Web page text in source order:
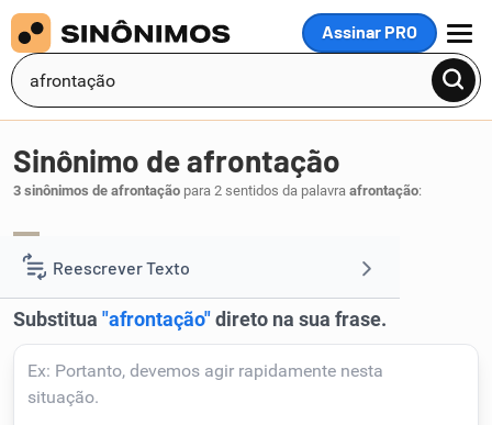
Assinar PRO
MENU
Reescrever Texto
Resumir Texto
Corrigir Texto
Sinônimo de afrontação
3 sinônimos de afrontação para 2 sentidos da palavra afrontação: